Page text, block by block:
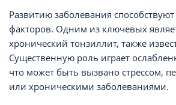
Развитию заболевания
факторов. Одним из ключевых
хронический тонзиллит, также
Существенную роль играет
что может быть вызвано стрессом,
или хроническими заболеваниями.